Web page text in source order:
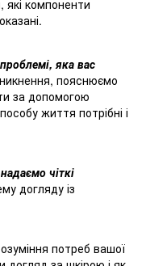
які компоненти
яка вас
пояснюємо
за допомогою
життя потрібні і
чіткі
догляду із
потреб вашої